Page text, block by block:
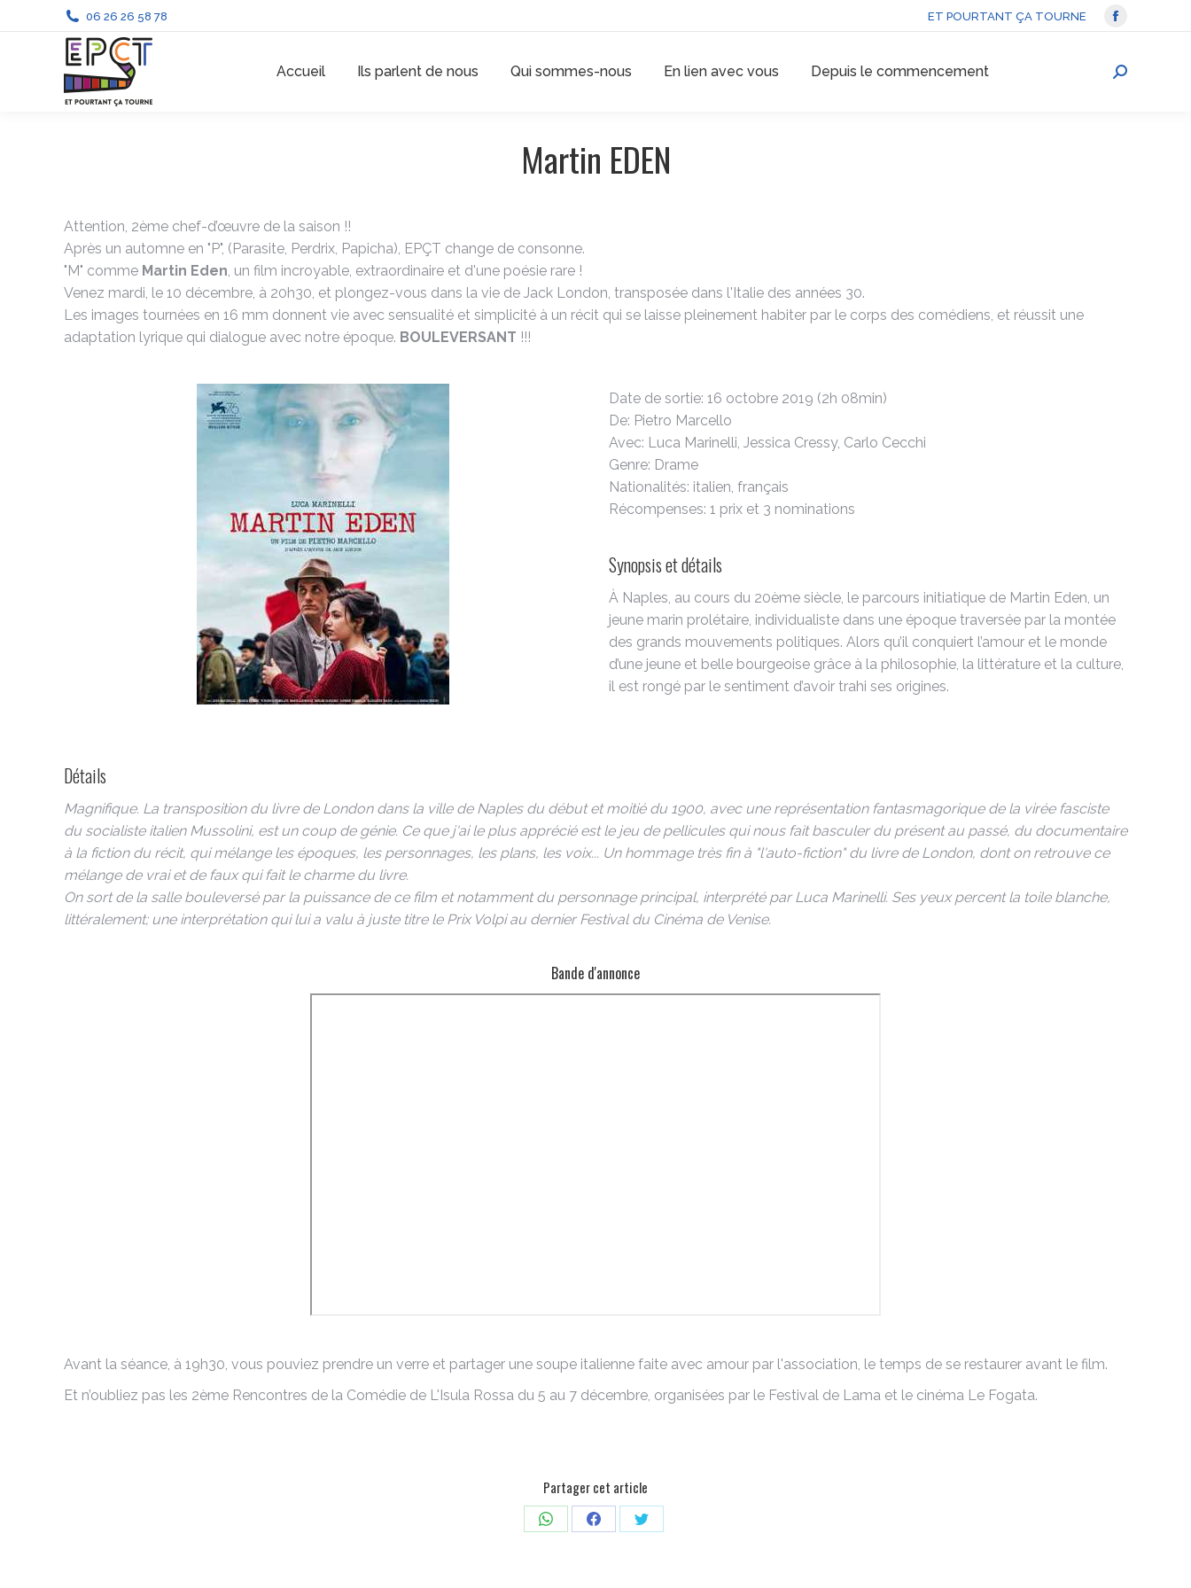
06 26 26 58 78 ET POURTANT ÇA TOURNE
La
Facebook
Accueil Ils parlent de nous Qui sommes-nous En lien avec vous Depuis le commencement
Recherche
Martin EDEN
Attention, 2ème chef-d’œuvre de la saison !!
Après un automne en "P", (Parasite, Perdrix, Papicha), EPÇT change de consonne.
"M" comme Martin Eden, un film incroyable, extraordinaire et d'une poésie rare !
Venez mardi, le 10 décembre, à 20h30, et plongez-vous dans la vie de Jack London, transposée dans l'Italie des années 30.
Les images tournées en 16 mm donnent vie avec sensualité et simplicité à un récit qui se laisse pleinement habiter par le corps des comédiens, et réussit une
adaptation lyrique qui dialogue avec notre époque. BOULEVERSANT !!!
Date de sortie: 16 octobre 2019 (2h 08min)
De: Pietro Marcello
Avec: Luca Marinelli, Jessica Cressy, Carlo Cecchi
Genre: Drame
Nationalités: italien, français
Récompenses: 1 prix et 3 nominations
Synopsis et détails
À Naples, au cours du 20ème siècle, le parcours initiatique de Martin Eden, un
jeune marin prolétaire, individualiste dans une époque traversée par la montée
des grands mouvements politiques. Alors qu’il conquiert l’amour et le monde
d’une jeune et belle bourgeoise grâce à la philosophie, la littérature et la culture,
il est rongé par le sentiment d’avoir trahi ses origines.
Détails
Magnifique. La transposition du livre de London dans la ville de Naples du début et moitié du 1900, avec une représentation fantasmagorique de la virée fasciste
du socialiste italien Mussolini, est un coup de génie. Ce que j'ai le plus apprécié est le jeu de pellicules qui nous fait basculer du présent au passé, du documentaire
à la fiction du récit, qui mélange les époques, les personnages, les plans, les voix... Un hommage très fin à "l'auto-fiction" du livre de London, dont on retrouve ce
mélange de vrai et de faux qui fait le charme du livre.
On sort de la salle bouleversé par la puissance de ce film et notamment du personnage principal, interprété par Luca Marinelli. Ses yeux percent la toile blanche,
littéralement; une interprétation qui lui a valu à juste titre le Prix Volpi au dernier Festival du Cinéma de Venise.
Bande d'annonce
Avant la séance, à 19h30, vous pouviez prendre un verre et partager une soupe italienne faite avec amour par l'association, le temps de se restaurer avant le film.
Et n’oubliez pas les 2ème Rencontres de la Comédie de L'Isula Rossa du 5 au 7 décembre, organisées par le Festival de Lama et le cinéma Le Fogata.
Partager cet article
PartagerPartagerPartager